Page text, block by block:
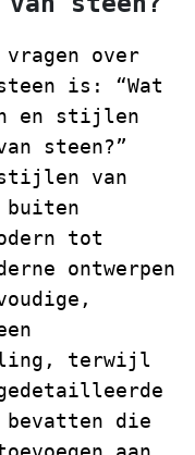
over
is: “Wat
en stijlen
steen?”
stijlen van
buiten
tot
ontwerpen
terwijl
die